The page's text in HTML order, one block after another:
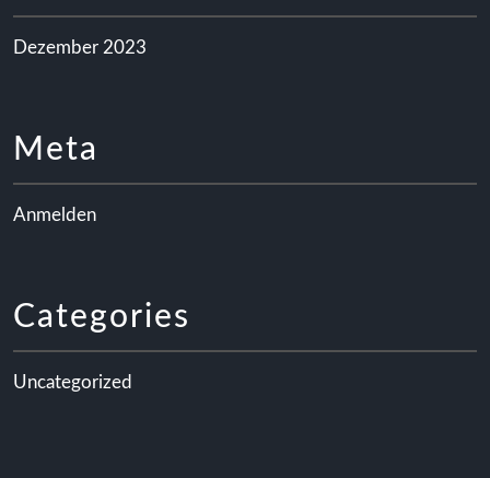
Dezember 2023
Meta
Anmelden
Categories
Uncategorized